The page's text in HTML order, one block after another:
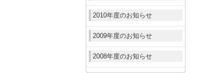
2010年度のお知らせ
2009年度のお知らせ
2008年度のお知らせ